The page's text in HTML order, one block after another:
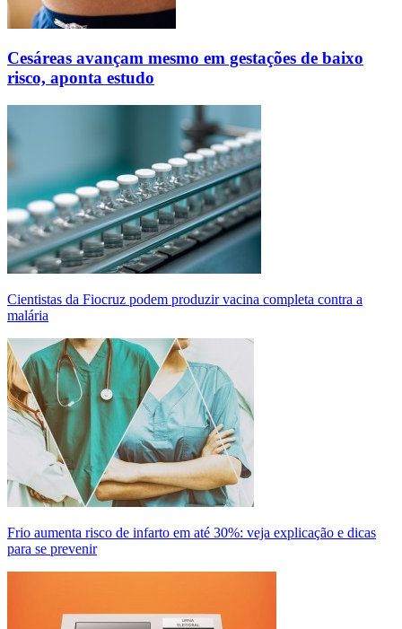
Cesáreas avançam mesmo em gestações de baixo
risco, aponta estudo
Cientistas da Fiocruz podem produzir vacina completa contra a
malária
Frio aumenta risco de infarto em até 30%: veja explicação e dicas
para se prevenir